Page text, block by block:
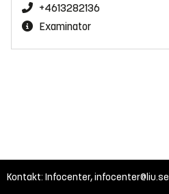
+4613282136
Examinator
Kontakt: Infocenter,infocenter@liu.se